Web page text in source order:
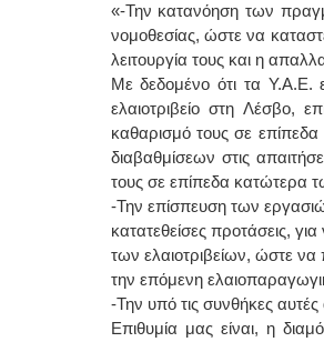
«-Την κατανόηση των
νομοθεσίας, ώστε να
λειτουργία τους και η
Με δεδομένο ότι τα Υ.Α.Ε.
ελαιοτριβείο στη Λέσβο,
καθαρισμό τους σε
διαβαθμίσεων στις
τους σε επίπεδα κατώτερα
-Την επίσπευση των
κατατεθείσες προτάσεις,
των ελαιοτριβείων, ώστε να
την επόμενη
-Την υπό τις συνθήκες
Επιθυμία μας είναι, η